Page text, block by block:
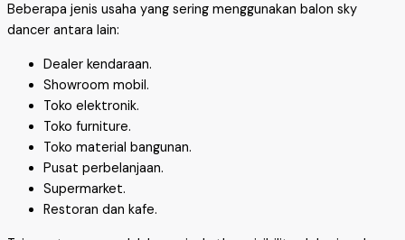
Beberapa jenis usaha yang sering menggunakan balon sky
dancer antara lain:
Dealer kendaraan.
Showroom mobil.
Toko elektronik.
Toko furniture.
Toko material bangunan.
Pusat perbelanjaan.
Supermarket.
Restoran dan kafe.